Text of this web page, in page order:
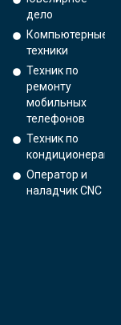
дело
Компьютерные
техники
Техник по
ремонту
мобильных
телефонов
Техник по
кондиционерам
Оператор и
наладчик CNC